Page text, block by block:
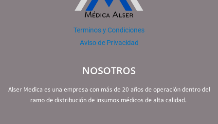
Terminos y Condiciones
Aviso de Privacidad
NOSOTROS
Alser Medica es una empresa con más de 20 años de operación dentro del
ramo de distribución de insumos médicos de alta calidad.